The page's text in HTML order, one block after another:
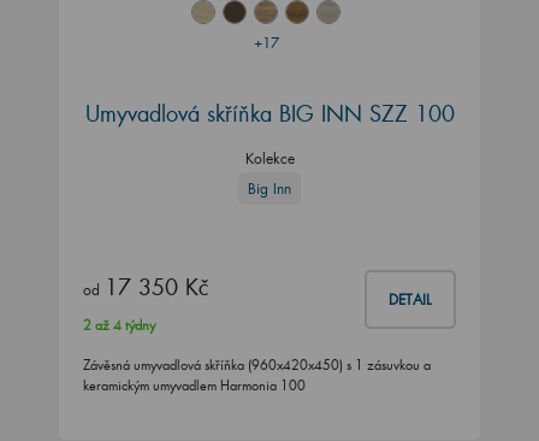
+17
Umyvadlová skříňka BIG INN SZZ 100
Kolekce
Big Inn
od 17 350 Kč DETAIL
2 až 4 týdny
Závěsná umyvadlová skříňka (960x420x450) s 1 zásuvkou a
keramickým umyvadlem Harmonia 100